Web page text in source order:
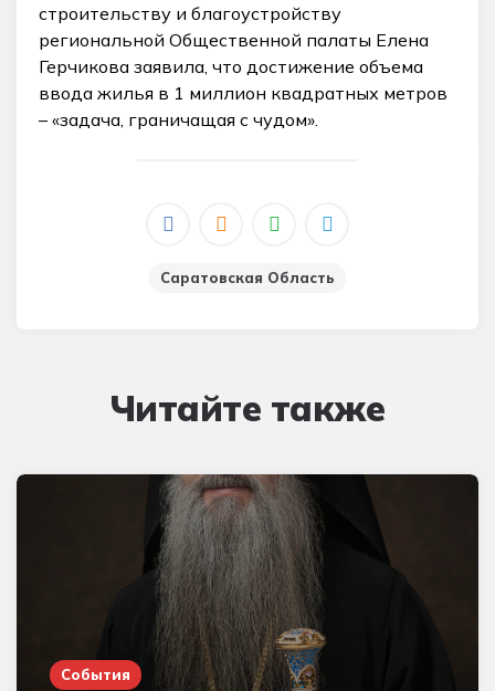
строительству и благоустройству
региональной Общественной палаты Елена
Герчикова заявила, что достижение объема
ввода жилья в 1 миллион квадратных метров
– «задача, граничащая с чудом».
Саратовская Область
Читайте также
События